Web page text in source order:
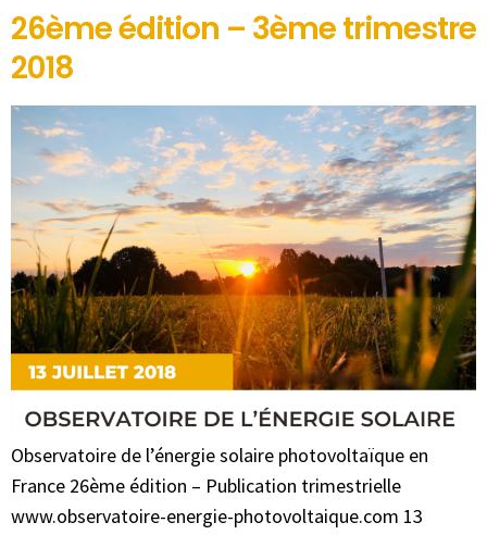
26ème édition – 3ème trimestre
2018
Observatoire de l’énergie solaire photovoltaïque en
France 26ème édition – Publication trimestrielle
www.observatoire-energie-photovoltaique.com 13